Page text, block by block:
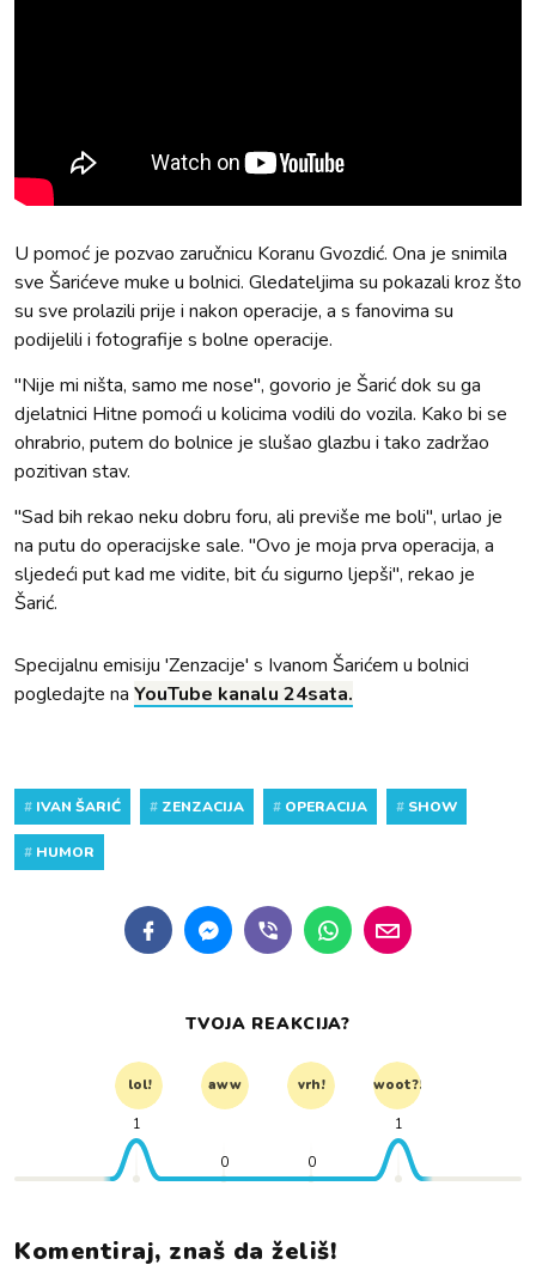
U pomoć je pozvao zaručnicu Koranu Gvozdić. Ona je snimila
sve Šarićeve muke u bolnici. Gledateljima su pokazali kroz što
su sve prolazili prije i nakon operacije, a s fanovima su
podijelili i fotografije s bolne operacije.
"Nije mi ništa, samo me nose", govorio je Šarić dok su ga
djelatnici Hitne pomoći u kolicima vodili do vozila. Kako bi se
ohrabrio, putem do bolnice je slušao glazbu i tako zadržao
pozitivan stav.
"Sad bih rekao neku dobru foru, ali previše me boli", urlao je
na putu do operacijske sale. "Ovo je moja prva operacija, a
sljedeći put kad me vidite, bit ću sigurno ljepši", rekao je
Šarić.
Specijalnu emisiju 'Zenzacije' s Ivanom Šarićem u bolnici
pogledajte na YouTube kanalu 24sata.
# IVAN ŠARIĆ # ZENZACIJA # OPERACIJA # SHOW
# HUMOR
TVOJA REAKCIJA?
lol! aww vrh! woot?!
1
0 0
1
Komentiraj, znaš da želiš!